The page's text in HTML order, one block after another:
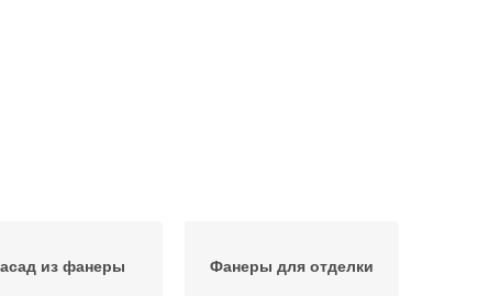
из фанеры Фанеры для отделки